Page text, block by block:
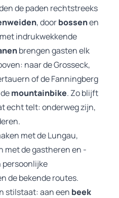
de paden rechtstreeks
, doorbossenen
indrukwekkende
brengen gasten elk
naar de Grosseck,
of de Fanningberg
mountainbike. Zo blijft
echt telt: onderweg zijn,
met de Lungau,
met de gastheren en -
persoonlijke
de bekende routes.
stilstaat: aan een beek